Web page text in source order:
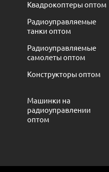
Квадрокоптеры оптом
Радиоуправляемые
танки оптом
Радиоуправляемые
самолеты оптом
Конструкторы оптом
Машинки на
радиоуправлении
оптом